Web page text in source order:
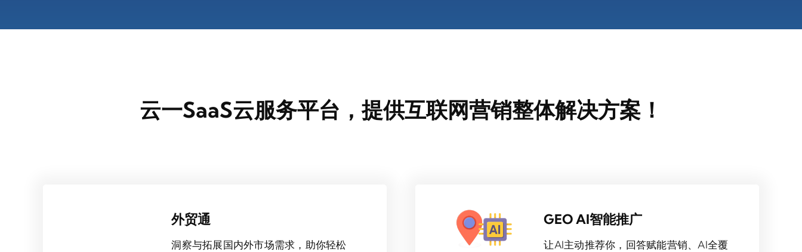
云一SaaS云服务平台，提供互联网营销整体解决方案！
外贸通
洞察与拓展国内外市场需求，助你轻松
GEO AI智能推广
让AI主动推荐你，回答赋能营销、AI全覆